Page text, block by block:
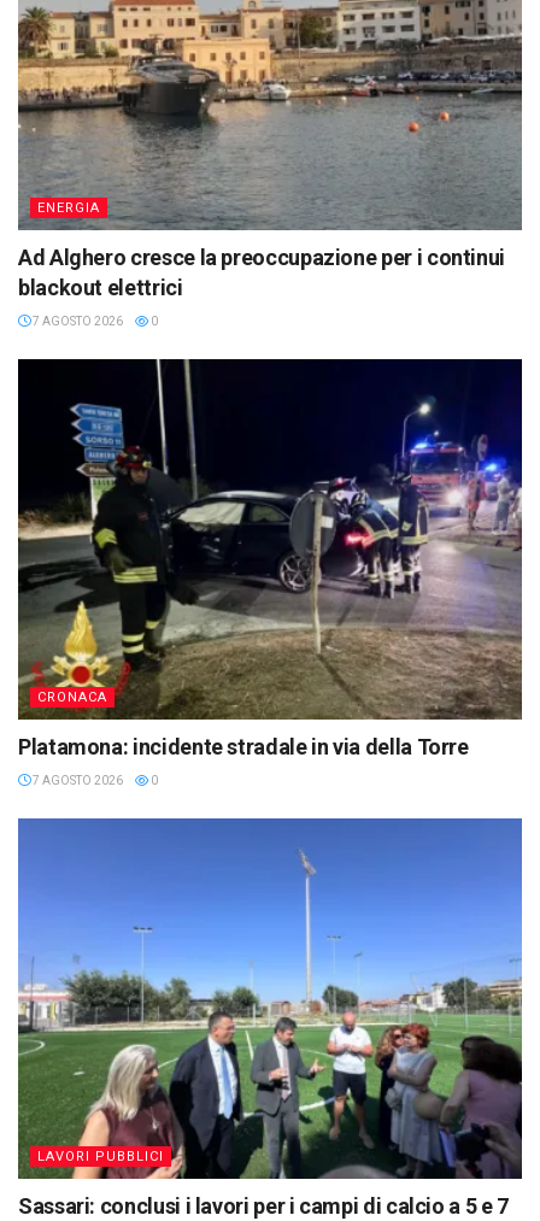
ENERGIA
Ad Alghero cresce la preoccupazione per i continui
blackout elettrici
7 AGOSTO 2026 0
CRONACA
Platamona: incidente stradale in via della Torre
7 AGOSTO 2026 0
LAVORI PUBBLICI
Sassari: conclusi i lavori per i campi di calcio a 5 e 7